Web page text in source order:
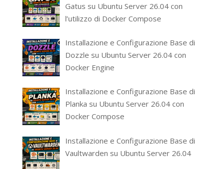
Gatus su Ubuntu Server 26.04 con
l’utilizzo di Docker Compose
Installazione e Configurazione Base di
Dozzle su Ubuntu Server 26.04 con
Docker Engine
Installazione e Configurazione Base di
Planka su Ubuntu Server 26.04 con
Docker Compose
Installazione e Configurazione Base di
Vaultwarden su Ubuntu Server 26.04